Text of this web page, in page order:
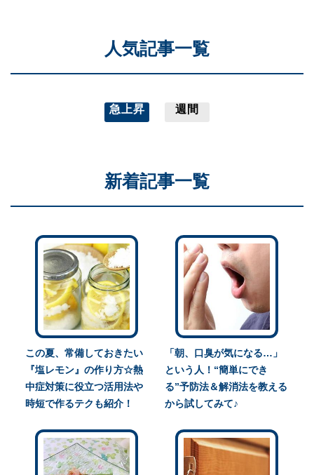
人気記事一覧
急上昇 週間
新着記事一覧
この夏、常備しておきたい
『塩レモン』の作り方☆熱
中症対策に役立つ活用法や
時短で作るテクも紹介！
「朝、口臭が気になる…」
という人！“簡単にでき
る”予防法＆解消法を教える
から試してみて♪